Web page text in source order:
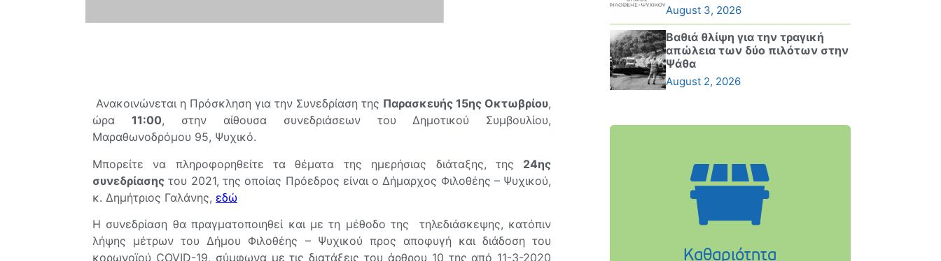
Ανακοινώνεται η Πρόσκληση για την Συνεδρίαση της Παρασκευής 15ης Οκτωβρίου,
ώρα 11:00, στην αίθουσα συνεδριάσεων του Δημοτικού Συμβουλίου,
Μαραθωνοδρόμου 95, Ψυχικό.
Μπορείτε να πληροφορηθείτε τα θέματα της ημερήσιας διάταξης, της 24ης
συνεδρίασης του 2021, της οποίας Πρόεδρος είναι ο Δήμαρχος Φιλοθέης – Ψυχικού,
κ. Δημήτριος Γαλάνης, εδώ
Η συνεδρίαση θα πραγματοποιηθεί και με τη μέθοδο της τηλεδιάσκεψης, κατόπιν
λήψης μέτρων του Δήμου Φιλοθέης – Ψυχικού προς αποφυγή και διάδοση του
κορωνοϊού COVID-19, σύμφωνα με τις διατάξεις του άρθρου 10 της από 11-3-2020
August 3, 2026
Βαθιά θλίψη για την τραγική
απώλεια των δύο πιλότων στην
Ψάθα
August 2, 2026